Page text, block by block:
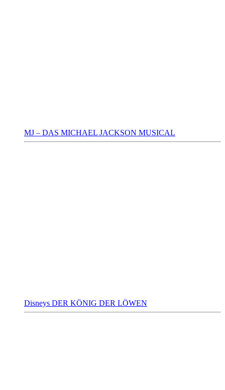
MJ – DAS MICHAEL JACKSON MUSICAL
Disneys DER KÖNIG DER LÖWEN